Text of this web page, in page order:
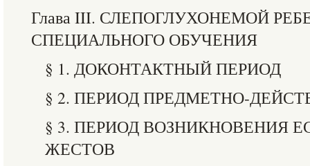
Глава III. СЛЕПОГЛУХОНЕМОЙ
СПЕЦИАЛЬНОГО ОБУЧЕНИЯ
§ 1. ДОКОНТАКТНЫЙ ПЕРИОД
§ 2. ПЕРИОД ПРЕДМЕТНО-
§ 3. ПЕРИОД ВОЗНИКНОВЕНИЯ
ЖЕСТОВ